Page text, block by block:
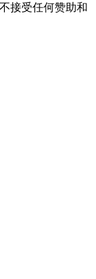
接受任何赞助和